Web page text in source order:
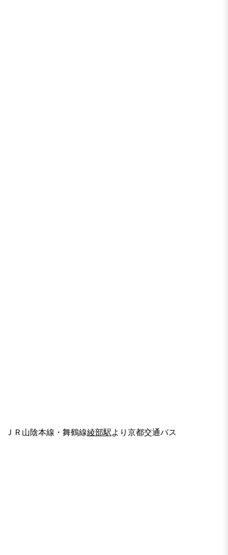
ＪＲ山陰本線・舞鶴線綾部駅より京都交通バス